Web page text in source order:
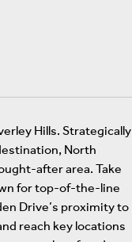
Hills. Strategically
North
after area. Take
for top-of-the-line
Drive’s proximity to
reach key locations